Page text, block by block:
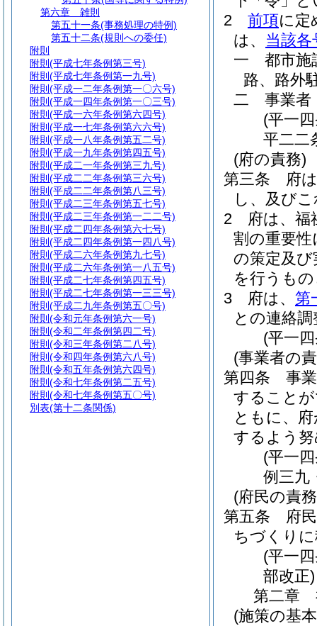
2
前項に定
は、 当該各
一
都市
路、路外
二
事業
(平一
平二二
(府の責務)
第三条
府
し、及び
2
府は、
割の重要
の策定及
を行うも
3
府は、 第
との連絡
(平一
(事業者の
第四条
事
すること
ともに、
するよう
(平一
例三九
(府民の責
第五条
府
ちづくり
(平一
部改正)
第二章
(施策の基
第六章
雑則
第五十一条(事務処理の特例)
第五十二条(規則への委任)
附則
附則 (平成七年条例第三号)
附則 (平成七年条例第一九号)
附則 (平成一二年条例第一〇六号)
附則 (平成一四年条例第一〇三号)
附則 (平成一六年条例第六四号)
附則 (平成一七年条例第六六号)
附則 (平成一八年条例第五二号)
附則 (平成一九年条例第四五号)
附則 (平成二一年条例第三九号)
附則 (平成二二年条例第三六号)
附則 (平成二二年条例第八三号)
附則 (平成二三年条例第五七号)
附則 (平成二三年条例第一二二号)
附則 (平成二四年条例第六七号)
附則 (平成二四年条例第一四八号)
附則 (平成二六年条例第九七号)
附則 (平成二六年条例第一八五号)
附則 (平成二七年条例第四五号)
附則 (平成二七年条例第一三三号)
附則 (平成二九年条例第五〇号)
附則 (令和元年条例第六一号)
附則 (令和二年条例第四二号)
附則 (令和三年条例第二八号)
附則 (令和四年条例第六八号)
附則 (令和五年条例第六四号)
附則 (令和七年条例第二五号)
附則 (令和七年条例第五〇号)
別表(第十二条関係)